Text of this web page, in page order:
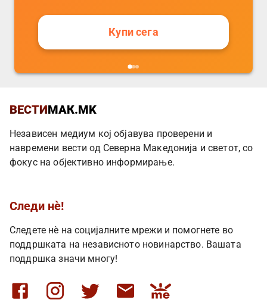
Купи сега
ВЕСТИМАК.MK
Независен медиум кој објавува проверени и
навремени вести од Северна Македонија и светот, со
фокус на објективно информирање.
Следи нè!
Следете нè на социјалните мрежи и помогнете во
поддршката на независното новинарство. Вашата
поддршка значи многу!